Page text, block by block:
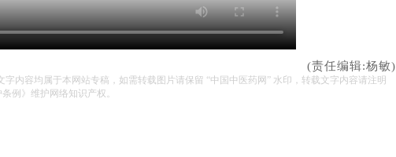
(责任编辑:杨敏)
内容均属于本网站专稿，如需转载图片请保留 “中国中医药网” 水印，转载文字内容请注明
例》维护网络知识产权。